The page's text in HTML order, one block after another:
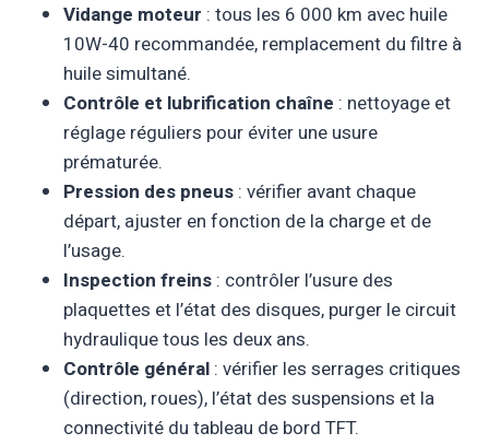
Vidange moteur : tous les 6 000 km avec huile
10W-40 recommandée, remplacement du filtre à
huile simultané.
Contrôle et lubrification chaîne : nettoyage et
réglage réguliers pour éviter une usure
prématurée.
Pression des pneus : vérifier avant chaque
départ, ajuster en fonction de la charge et de
l’usage.
Inspection freins : contrôler l’usure des
plaquettes et l’état des disques, purger le circuit
hydraulique tous les deux ans.
Contrôle général : vérifier les serrages critiques
(direction, roues), l’état des suspensions et la
connectivité du tableau de bord TFT.